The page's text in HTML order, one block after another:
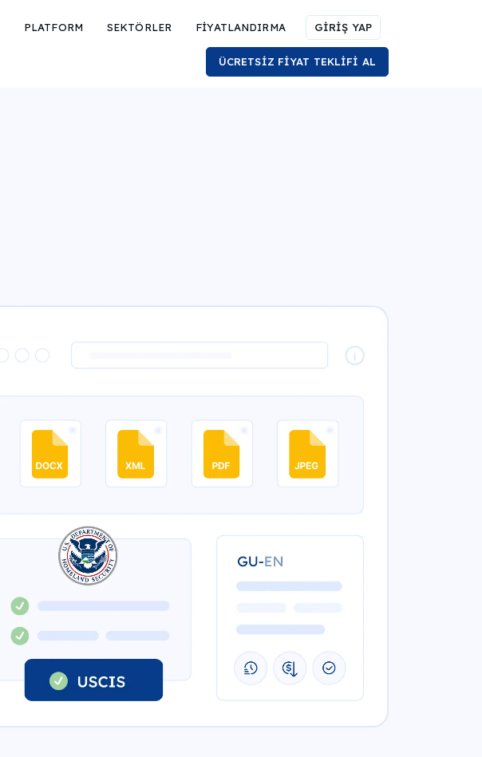
PLATFORM SEKTÖRLER FİYATLANDIRMA GİRİŞ YAP
ÜCRETSİZ FİYAT TEKLİFİ AL